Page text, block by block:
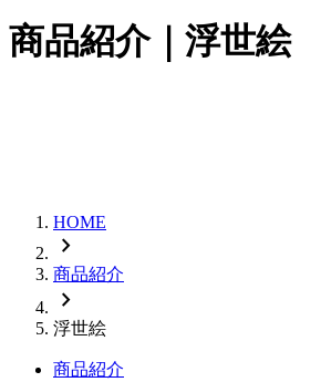
商品紹介｜ 浮世絵
HOME
chevron_right
商品紹介
chevron_right
浮世絵
商品紹介